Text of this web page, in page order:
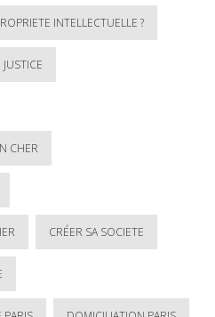
INTELLECTUELLE ?
CHER
CRÉER SA SOCIETE